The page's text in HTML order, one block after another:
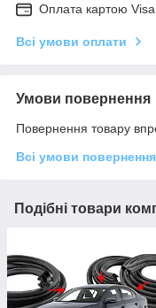
Оплата картою
Всі умови оплати
Умови повернення
Повернення товару
Всі умови повернення
Подібні товари